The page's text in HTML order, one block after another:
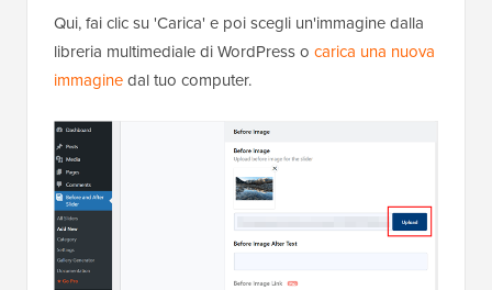
Qui, fai clic su 'Carica' e poi scegli un'immagine dalla
libreria multimediale di WordPress o carica una nuova
immaginedal tuo computer.